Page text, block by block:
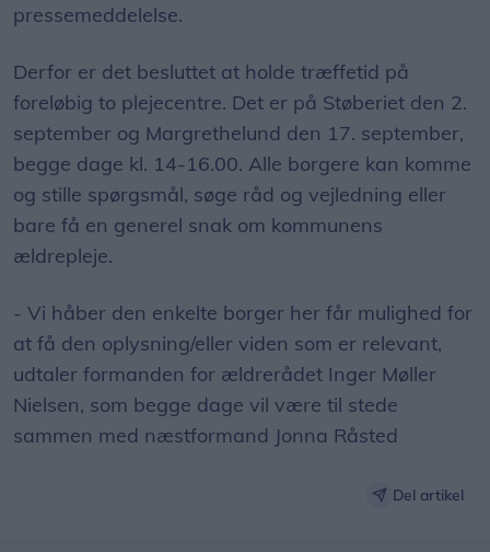
pressemeddelelse.
Derfor er det besluttet at holde træffetid på
foreløbig to plejecentre. Det er på Støberiet den 2.
september og Margrethelund den 17. september,
begge dage kl. 14-16.00. Alle borgere kan komme
og stille spørgsmål, søge råd og vejledning eller
bare få en generel snak om kommunens
ældrepleje.
- Vi håber den enkelte borger her får mulighed for
at få den oplysning/eller viden som er relevant,
udtaler formanden for ældrerådet Inger Møller
Nielsen, som begge dage vil være til stede
sammen med næstformand Jonna Råsted
Del artikel